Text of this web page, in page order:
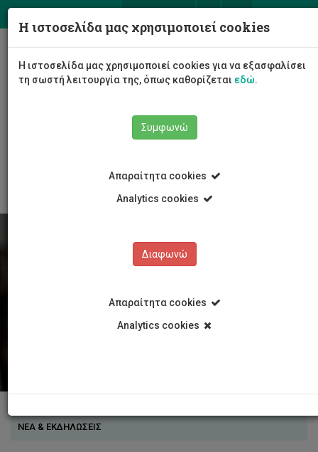
ΝΕΑ & ΕΚΔΗΛΩΣΕΙΣ
Η ιστοσελίδα μας χρησιμοποιεί cookies
Η ιστοσελίδα μας χρησιμοποιεί cookies για να εξασφαλίσει
τη σωστή λειτουργία της, όπως καθορίζεται εδώ.
Συμφωνώ
Απαραίτητα cookies
Analytics cookies
Διαφωνώ
Απαραίτητα cookies
Analytics cookies